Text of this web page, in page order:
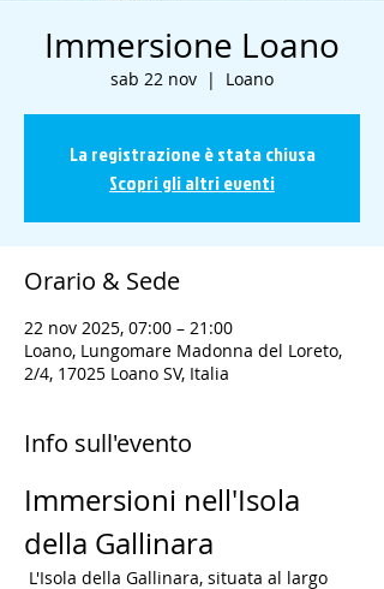
Immersione Loano
sab 22 nov
  |
Loano
La registrazione è stata chiusa
Scopri gli altri eventi
Orario & Sede
22 nov 2025, 07:00 – 21:00
Loano, Lungomare Madonna del Loreto,
2/4, 17025 Loano SV, Italia
Info sull'evento
Immersioni nell'Isola
della Gallinara